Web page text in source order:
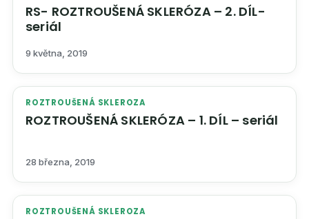
RS- ROZTROUŠENÁ SKLERÓZA – 2. DÍL-
seriál
9 května, 2019
ROZTROUŠENÁ SKLEROZA
ROZTROUŠENÁ SKLERÓZA – 1. DÍL – seriál
28 března, 2019
ROZTROUŠENÁ SKLEROZA